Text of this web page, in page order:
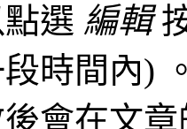
選 編輯
時間內)
會在文